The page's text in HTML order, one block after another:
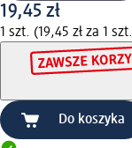
19,45 zł
1 szt. (19,45 zł za 1
Do koszyka